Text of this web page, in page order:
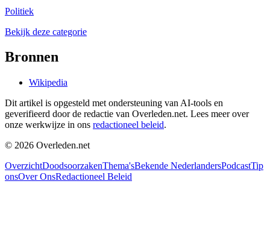
Politiek
Bekijk deze categorie
Bronnen
Wikipedia
Dit artikel is opgesteld met ondersteuning van AI-tools en
geverifieerd door de redactie van Overleden.net. Lees meer over
onze werkwijze in ons redactioneel beleid.
© 2026 Overleden.net
OverzichtDoodsoorzakenThema'sBekende NederlandersPodcastTip
onsOver OnsRedactioneel Beleid